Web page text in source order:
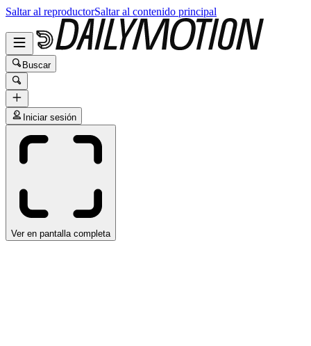
Saltar al reproductorSaltar al contenido principal
Buscar
Iniciar sesión
Ver en pantalla completa